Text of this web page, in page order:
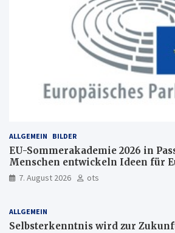
ALLGEMEIN BILDER
EU-Sommerakademie 2026 in
Menschen entwickeln Ideen für
7. August 2026 ots
ALLGEMEIN
Selbsterkenntnis wird zur